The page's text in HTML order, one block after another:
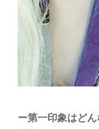
ー第一印象はど